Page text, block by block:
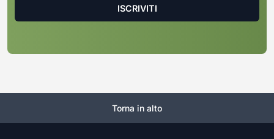
Torna in alto